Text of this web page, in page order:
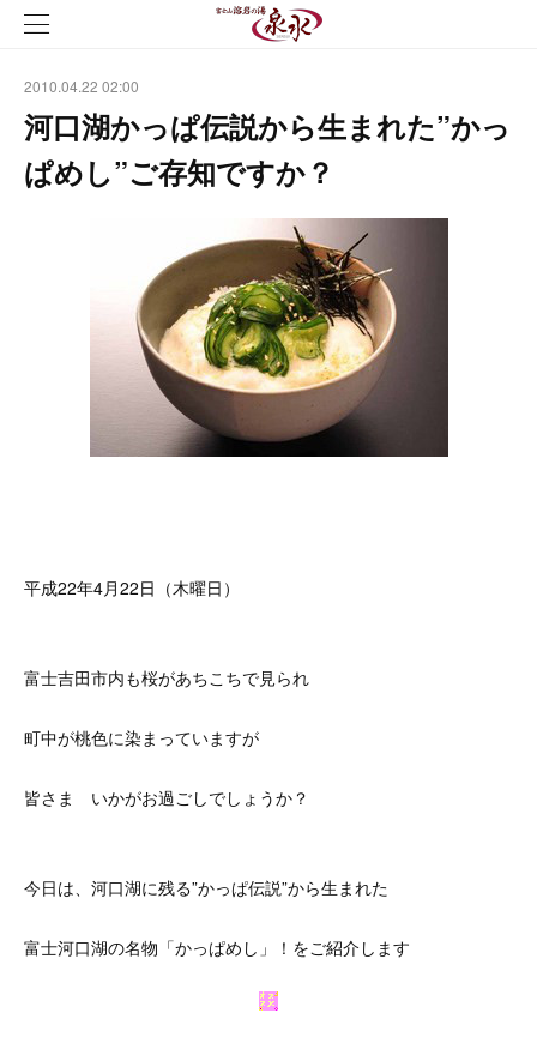
2010.04.22 02:00
河口湖かっぱ伝説から生まれた”かっ
ぱめし”ご存知ですか？
平成22年4月22日（木曜日）
富士吉田市内も桜があちこちで見られ
町中が桃色に染まっていますが
皆さま いかがお過ごしでしょうか？
今日は、河口湖に残る”かっぱ伝説”から生まれた
富士河口湖の名物「かっぱめし」！をご紹介します